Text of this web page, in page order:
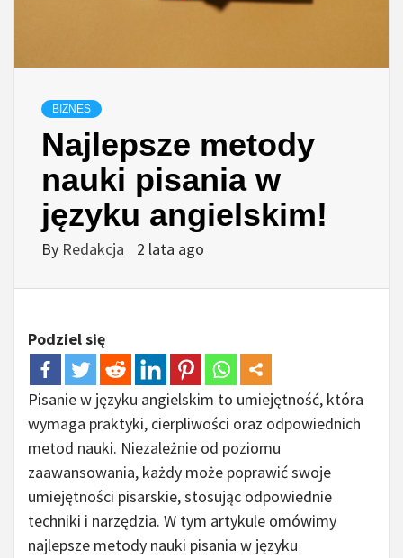
BIZNES
Najlepsze metody
nauki pisania w
języku angielskim!
By Redakcja 2 lata ago
Podziel się
Pisanie w języku angielskim to umiejętność, która
wymaga praktyki, cierpliwości oraz odpowiednich
metod nauki. Niezależnie od poziomu
zaawansowania, każdy może poprawić swoje
umiejętności pisarskie, stosując odpowiednie
techniki i narzędzia. W tym artykule omówimy
najlepsze metody nauki pisania w języku